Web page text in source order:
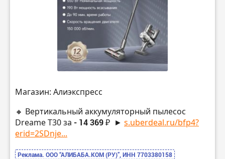
Магазин: Алиэкспресс
🔸 Вертикальный аккумуляторный пылесос
Dreame T30 за - 14 369 ₽ ► s.uberdeal.ru/bfp4?
erid=2SDnje...
Реклама. ООО “АЛИБАБА.КОМ (РУ)”, ИНН 7703380158